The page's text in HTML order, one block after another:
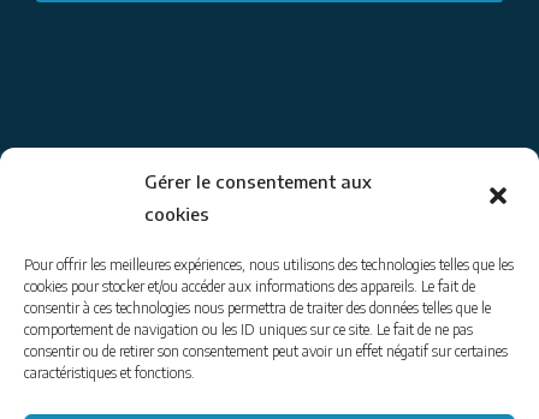
Gérer le consentement aux
cookies
Pour offrir les meilleures expériences, nous utilisons des technologies telles que les
cookies pour stocker et/ou accéder aux informations des appareils. Le fait de
consentir à ces technologies nous permettra de traiter des données telles que le
comportement de navigation ou les ID uniques sur ce site. Le fait de ne pas
consentir ou de retirer son consentement peut avoir un effet négatif sur certaines
caractéristiques et fonctions.
Coralie Goussot – accompagnatrice en montagne
tel : 06 74 50 26 62 | email : contact@coraliegoussot.com
mentions légales|envoyer un message